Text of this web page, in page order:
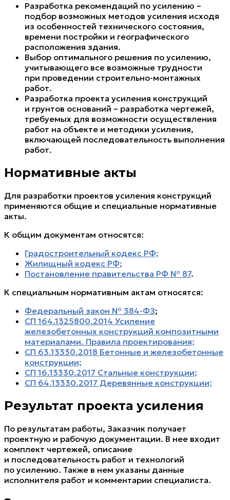
Разработка рекомендаций по усилению –
подбор возможных методов усиления исходя
из особенностей технического состояния,
времени постройки и географического
расположения здания.
Выбор оптимального решения по усилению,
учитывающего все возможные трудности
при проведении строительно-монтажных
работ.
Разработка проекта усиления конструкций
и грунтов оснований – разработка чертежей,
требуемых для возможности осуществления
работ на объекте и методики усиления,
включающей последовательность выполнения
работ.
Нормативные акты
Для разработки проектов усиления конструкций
применяются общие и специальные нормативные
акты.
К общим документам относятся:
Градостроительный кодекс РФ;
Жилищный кодекс РФ;
Постановление правительства РФ № 87.
К специальным нормативным актам относятся:
Федеральный закон № 384-ФЗ;
СП 164.1325800.2014 Усиление
железобетонных конструкций композитными
материалами. Правила проектирования;
СП 63.13330.2018 Бетонные и железобетонные
конструкции;
СП 16.13330.2017 Стальные конструкции;
СП 64.13330.2017 Деревянные конструкции;
Результат проекта усиления
По результатам работы, Заказчик получает
проектную и рабочую документации. В нее входит
комплект чертежей, описание
и последовательность работ и технологий
по усилению. Также в нем указаны данные
исполнителя работ и комментарии специалиста.